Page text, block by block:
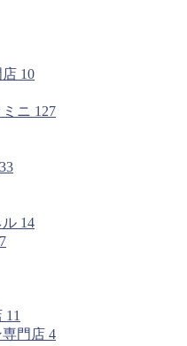
店 10
ニ 127
33
ル 14
7
11
専門店 4